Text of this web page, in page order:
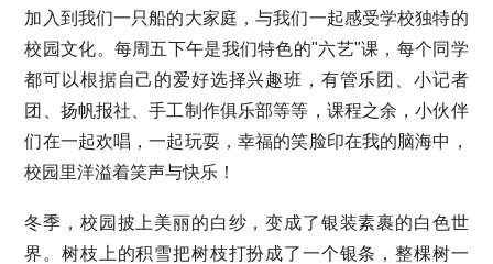
加入到我们一只船的大家庭，与我们一起感受学校独特的
校园文化。每周五下午是我们特色的"六艺"课，每个同学
都可以根据自己的爱好选择兴趣班，有管乐团、小记者
团、扬帆报社、手工制作俱乐部等等，课程之余，小伙伴
们在一起欢唱，一起玩耍，幸福的笑脸印在我的脑海中，
校园里洋溢着笑声与快乐！
冬季，校园披上美丽的白纱，变成了银装素裹的白色世
界。树枝上的积雪把树枝打扮成了一个银条，整棵树一